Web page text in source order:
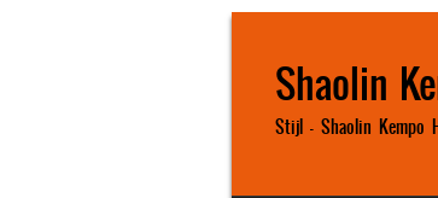
Shaolin
Stijl – Shaolin Kempo